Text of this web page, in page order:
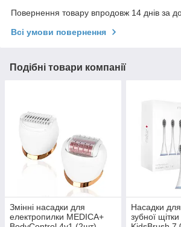
Повернення товару впродовж 14 днів за
Всі умови повернення
Подібні товари компанії
Змінні насадки для
електропилки MEDICA+
Насадки для
зубної